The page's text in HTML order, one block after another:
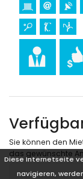
Diese Internetseite
navigieren,
Sie können den
das gewünschte